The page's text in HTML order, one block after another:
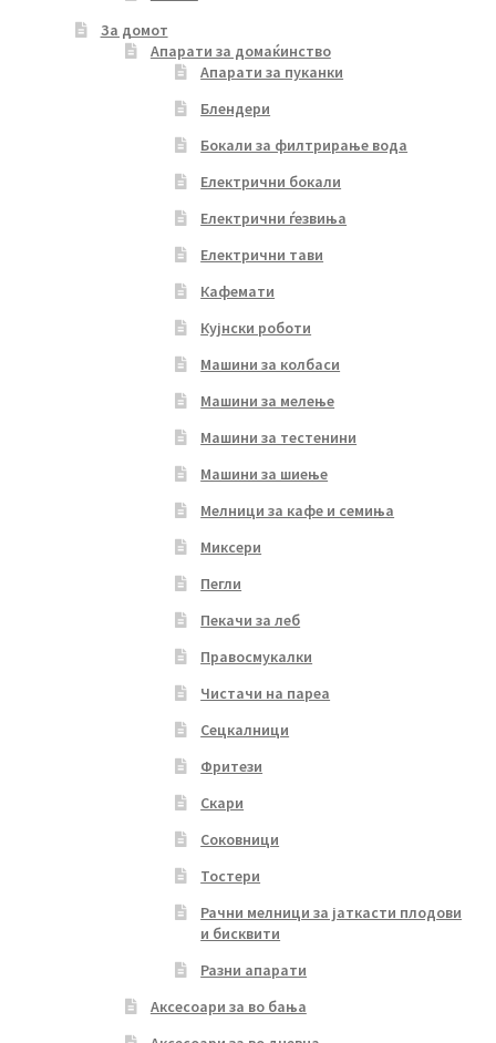
За домот
Апарати за домаќинство
Апарати за пуканки
Блендери
Бокали за филтрирање вода
Електрични бокали
Електрични ѓезвиња
Електрични тави
Кафемати
Кујнски роботи
Машини за колбаси
Машини за мелење
Машини за тестенини
Машини за шиење
Мелници за кафе и семиња
Миксери
Пегли
Пекачи за леб
Правосмукалки
Чистачи на пареа
Сецкалници
Фритези
Скари
Соковници
Тостери
Рачни мелници за јаткасти плодови
и бисквити
Разни апарати
Аксесоари за во бања